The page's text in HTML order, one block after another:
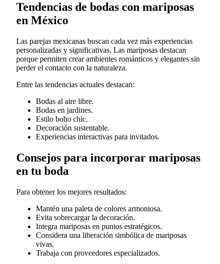
Tendencias de bodas con mariposas
en México
Las parejas mexicanas buscan cada vez más experiencias
personalizadas y significativas. Las mariposas destacan
porque permiten crear ambientes románticos y elegantes sin
perder el contacto con la naturaleza.
Entre las tendencias actuales destacan:
Bodas al aire libre.
Bodas en jardines.
Estilo boho chic.
Decoración sustentable.
Experiencias interactivas para invitados.
Consejos para incorporar mariposas
en tu boda
Para obtener los mejores resultados:
Mantén una paleta de colores armoniosa.
Evita sobrecargar la decoración.
Integra mariposas en puntos estratégicos.
Considera una liberación simbólica de mariposas
vivas.
Trabaja con proveedores especializados.